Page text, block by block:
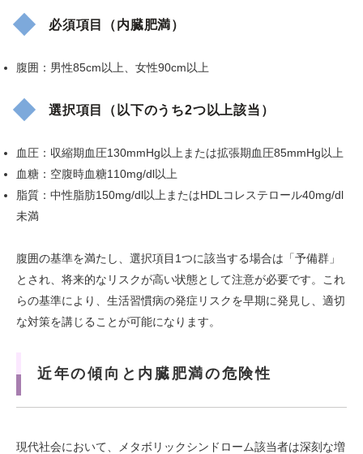
必須項目（内臓肥満）
腹囲：男性85cm以上、女性90cm以上
選択項目（以下のうち2つ以上該当）
血圧：収縮期血圧130mmHg以上または拡張期血圧85mmHg以上
血糖：空腹時血糖110mg/dl以上
脂質：中性脂肪150mg/dl以上またはHDLコレステロール40mg/dl
未満
腹囲の基準を満たし、選択項目1つに該当する場合は「予備群」
とされ、将来的なリスクが高い状態として注意が必要です。これ
らの基準により、生活習慣病の発症リスクを早期に発見し、適切
な対策を講じることが可能になります。
近年の傾向と内臓肥満の危険性
現代社会において、メタボリックシンドローム該当者は深刻な増